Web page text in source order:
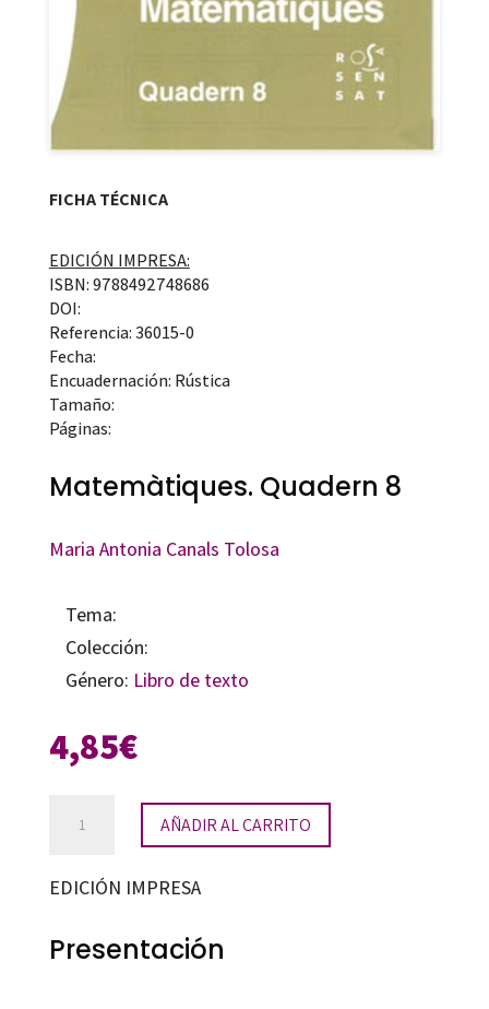
FICHA TÉCNICA
EDICIÓN IMPRESA:
ISBN: 9788492748686
DOI:
Referencia: 36015-0
Fecha:
Encuadernación: Rústica
Tamaño:
Páginas:
Matemàtiques. Quadern 8
Maria Antonia Canals Tolosa
Tema:
Colección:
Género: Libro de texto
4,85€
Matemàtiques.
8
AÑADIR AL CARRITO
EDICIÓN IMPRESA
Presentación